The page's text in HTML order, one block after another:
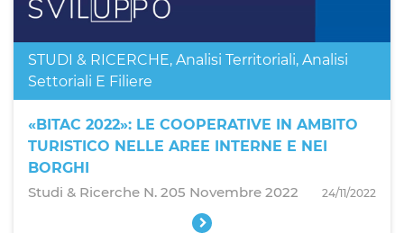
STUDI & RICERCHE, Analisi Territoriali, Analisi
Settoriali E Filiere
«BITAC 2022»: LE COOPERATIVE IN AMBITO
TURISTICO NELLE AREE INTERNE E NEI
BORGHI
Studi & Ricerche N. 205 Novembre 2022
24/11/2022